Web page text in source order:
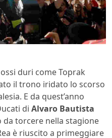
duri come Toprak
il trono iridato lo scorso
E da quest’anno
di Alvaro Bautista
da torcere nella stagione
è riuscito a primeggiare